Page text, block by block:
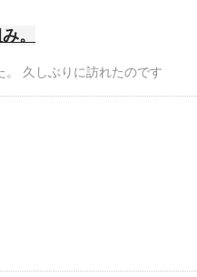
。
久しぶりに訪れたのです